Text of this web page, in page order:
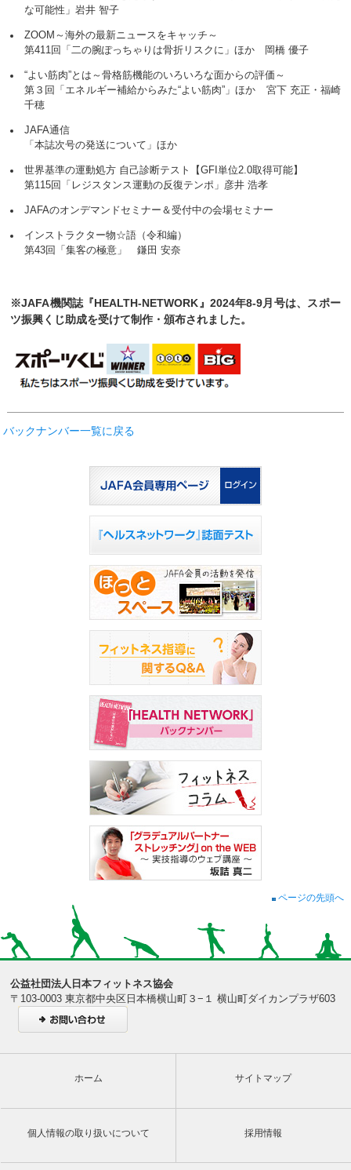
な可能性」岩井 智子
ZOOM～海外の最新ニュースをキャッチ～
第411回「二の腕ぽっちゃりは骨折リスクに」ほか 岡橋 優子
“よい筋肉”とは～骨格筋機能のいろいろな面からの評価～
第３回「エネルギー補給からみた“よい筋肉”」ほか 宮下 充正・福崎
千穂
JAFA通信
「本誌次号の発送について」ほか
世界基準の運動処方 自己診断テスト【GFI単位2.0取得可能】
第115回「レジスタンス運動の反復テンポ」彦井 浩孝
JAFAのオンデマンドセミナー＆受付中の会場セミナー
インストラクター物☆語（令和編）
第43回「集客の極意」 鎌田 安奈
※JAFA機関誌『HEALTH-NETWORK』2024年8-9月号は、スポー
ツ振興くじ助成を受けて制作・頒布されました。
バックナンバー一覧に戻る
ページの先頭へ
公益社団法人日本フィットネス協会
〒103-0003 東京都中央区日本橋横山町３−１ 横山町ダイカンプラザ603
ホーム サイトマップ
個人情報の取り扱いについて 採用情報